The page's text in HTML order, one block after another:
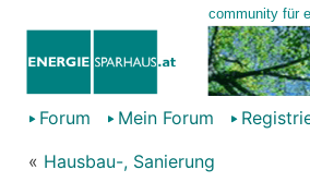
Forum Mein Forum
« Hausbau-, Sanierung